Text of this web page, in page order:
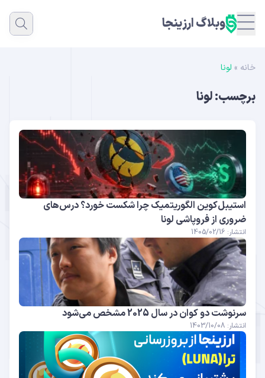
وبلاگ ارزینجا
خانه » لونا
برچسب:لونا
استیبل‌کوین الگوریتمیک چرا شکست خورد؟ درس‌های
ضروری از فروپاشی لونا
انتشار: 1405/02/16
سرنوشت دو کوان در سال 2025 مشخص می‌شود
انتشار: 1403/10/08